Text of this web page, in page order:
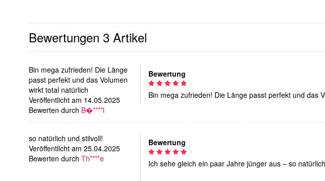
Bewertungen 3 Artikel
Bin mega zufrieden! Die Länge
passt perfekt und das Volumen
wirkt total natürlich
Veröffentlicht am 14.05.2025
Bewerten durch B�****l
Bewertung
Bin mega zufrieden! Die Länge passt perfekt und das
so natürlich und stilvoll!
Veröffentlicht am 25.04.2025
Bewerten durch Th****e
Bewertung
Ich sehe gleich ein paar Jahre jünger aus – so